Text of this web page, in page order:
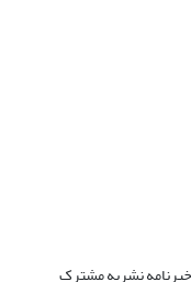
خبرنامه نشریه مشترک